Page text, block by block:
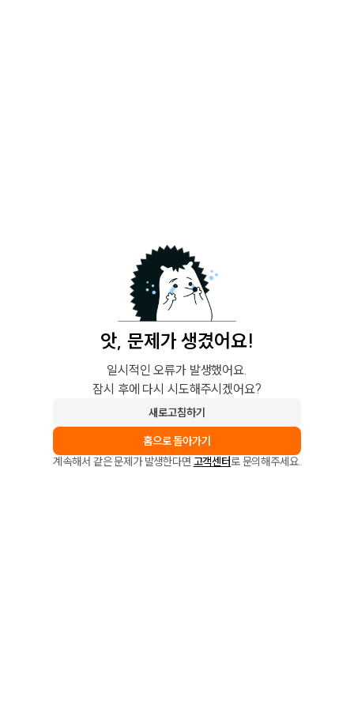
앗, 문제가 생겼어요!
일시적인 오류가 발생했어요.
잠시 후에 다시 시도해주시겠어요?
새로고침하기
홈으로 돌아가기
계속해서 같은 문제가 발생한다면 고객센터로 문의해주세요.